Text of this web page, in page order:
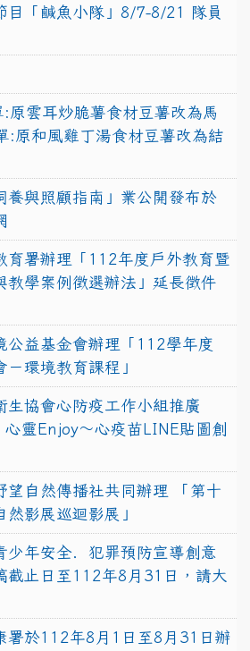
目「鹹魚小隊」8/7-8/21 隊員
原雲耳炒脆薯食材豆薯改為馬
:原和風雞丁湯食材豆薯改為結
養與照顧指南」業公開發布於
育署辦理「112年度戶外教育暨
教學案例徵選辦法」延長徵件
公益基金會辦理「112學年度
－環境教育課程」
生協會心防疫工作小組推廣
心靈Enjoy〜心疫苗LINE貼圖創
望自然傳播社共同辦理 「第十
然影展巡迴影展」
少年安全．犯罪預防宣導創意
截止日至112年8月31日，請大
署於112年8月1日至8月31日辦